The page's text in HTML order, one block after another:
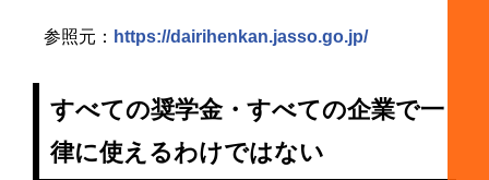
参照元： https://dairihenkan.jasso.go.jp/
すべての奨学金・すべての企業で一
律に使えるわけではない